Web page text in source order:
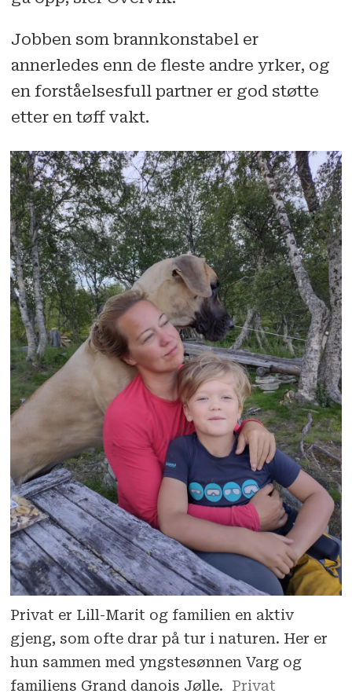
Jobben som brannkonstabel er
annerledes enn de fleste andre yrker, og
en forståelsesfull partner er god støtte
etter en tøff vakt.
Privat er Lill-Marit og familien en aktiv
gjeng, som ofte drar på tur i naturen. Her er
hun sammen med yngstesønnen Varg og
familiens Grand danois Jølle.
Privat